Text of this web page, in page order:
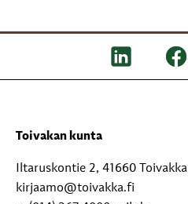
Toivakan kunta
Iltaruskontie 2, 41660 Toivakka
kirjaamo@toivakka.fi